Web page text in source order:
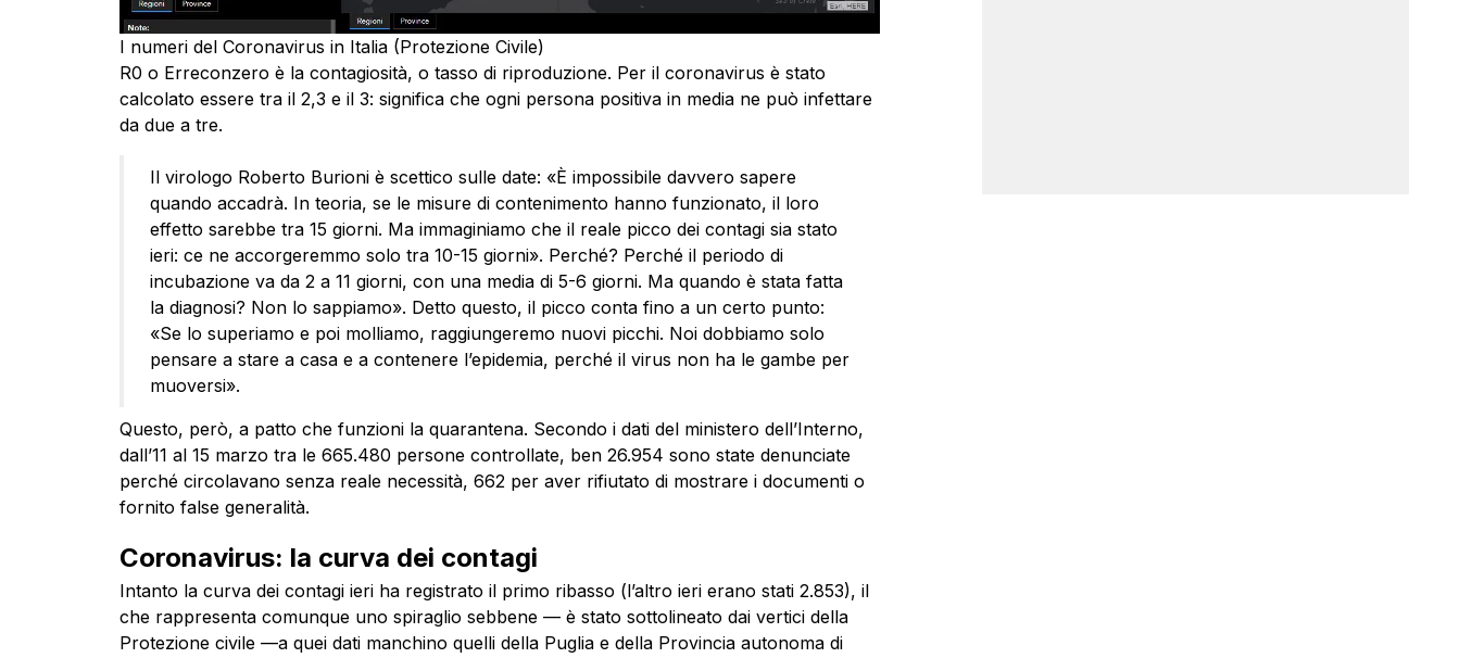
I numeri del Coronavirus in Italia (Protezione Civile)
R0 o Erreconzero è la contagiosità, o tasso di riproduzione. Per il coronavirus è stato
calcolato essere tra il 2,3 e il 3: significa che ogni persona positiva in media ne può infettare
da due a tre.
Il virologo Roberto Burioni è scettico sulle date: «È impossibile davvero sapere
quando accadrà. In teoria, se le misure di contenimento hanno funzionato, il loro
effetto sarebbe tra 15 giorni. Ma immaginiamo che il reale picco dei contagi sia stato
ieri: ce ne accorgeremmo solo tra 10-15 giorni». Perché? Perché il periodo di
incubazione va da 2 a 11 giorni, con una media di 5-6 giorni. Ma quando è stata fatta
la diagnosi? Non lo sappiamo». Detto questo, il picco conta fino a un certo punto:
«Se lo superiamo e poi molliamo, raggiungeremo nuovi picchi. Noi dobbiamo solo
pensare a stare a casa e a contenere l’epidemia, perché il virus non ha le gambe per
muoversi».
Questo, però, a patto che funzioni la quarantena. Secondo i dati del ministero dell’Interno,
dall’11 al 15 marzo tra le 665.480 persone controllate, ben 26.954 sono state denunciate
perché circolavano senza reale necessità, 662 per aver rifiutato di mostrare i documenti o
fornito false generalità.
Coronavirus: la curva dei contagi
Intanto la curva dei contagi ieri ha registrato il primo ribasso (l’altro ieri erano stati 2.853), il
che rappresenta comunque uno spiraglio sebbene — è stato sottolineato dai vertici della
Protezione civile —a quei dati manchino quelli della Puglia e della Provincia autonoma di